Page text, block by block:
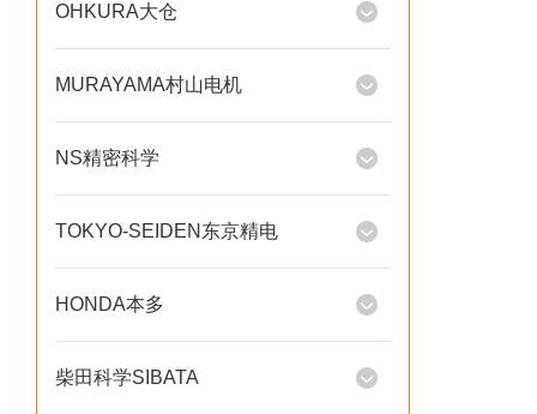
OHKURA大仓
MURAYAMA村山电机
NS精密科学
TOKYO-SEIDEN东京精电
HONDA本多
柴田科学SIBATA